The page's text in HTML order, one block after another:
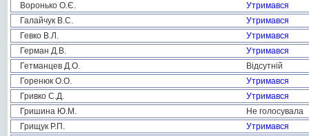
Воронько О.Є.
Утримався
Галайчук В.С.
Утримався
Гевко В.Л.
Утримався
Герман Д.В.
Утримався
Гетманцев Д.О.
Відсутній
Горенюк О.О.
Утримався
Гривко С.Д.
Утримався
Гришина Ю.М.
Не голосувала
Грищук Р.П.
Утримався